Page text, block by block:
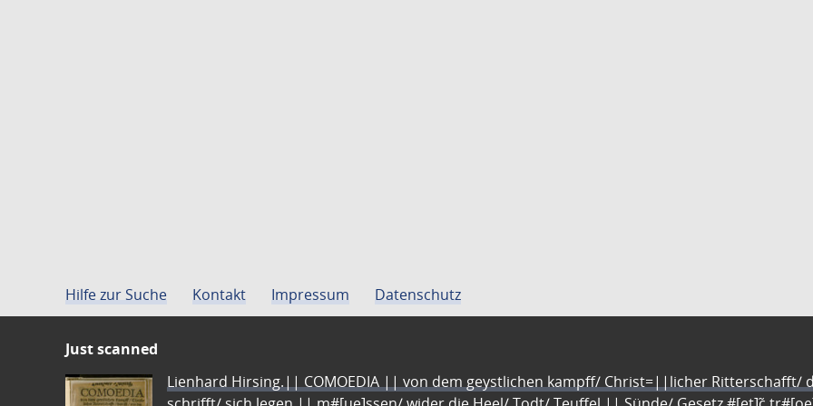
Hilfe zur Suche Kontakt Impressum Datenschutz
Just scanned
Lienhard Hirsing.|| COMOEDIA || von dem geystlichen kampff/ Christ=||licher Ritterschafft/